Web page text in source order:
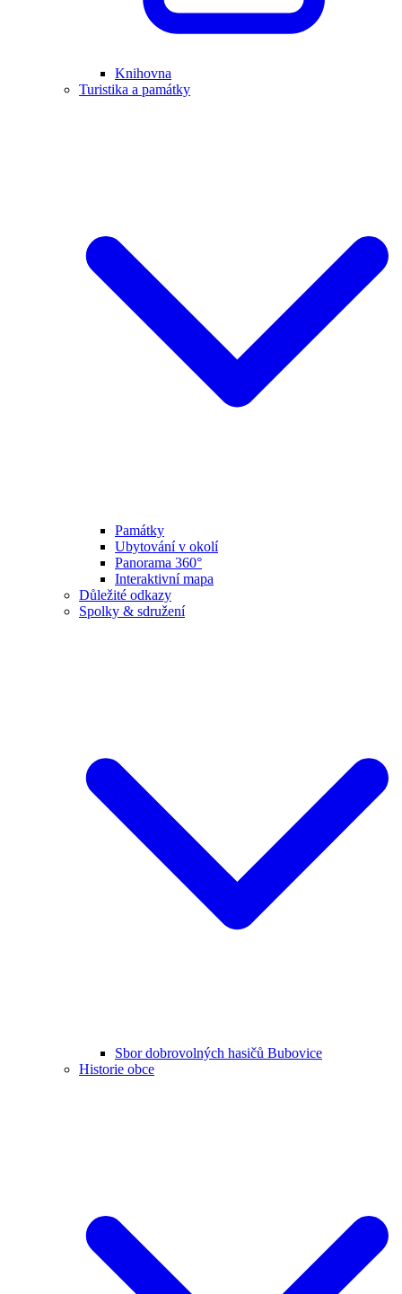
Knihovna
Turistika a památky
Památky
Ubytování v okolí
Panorama 360°
Interaktivní mapa
Důležité odkazy
Spolky & sdružení
Sbor dobrovolných hasičů Bubovice
Historie obce